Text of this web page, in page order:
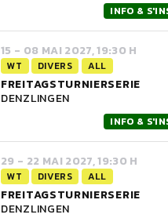
INFO &
15 - 08 MAI 2027, 19:30 H
WT DIVERS ALL
FREITAGSTURNIERSERIE
DENZLINGEN
INFO &
29 - 22 MAI 2027, 19:30 H
WT DIVERS ALL
FREITAGSTURNIERSERIE
DENZLINGEN